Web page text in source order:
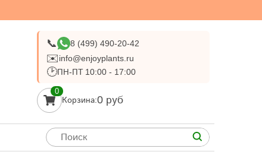
📞 8 (499) 490-20-42
✉️info@enjoyplants.ru
🕑ПН-ПТ 10:00 - 17:00
0
Корзина:0 руб